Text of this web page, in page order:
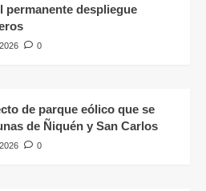
permanente despliegue
0
de parque eólico que se
de Ñiquén y San Carlos
0